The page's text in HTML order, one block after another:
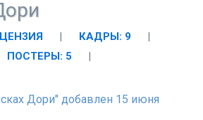
| КАДРЫ: 9
|
ПОСТЕРЫ: 5
|
Дори" добавлен 15 июня